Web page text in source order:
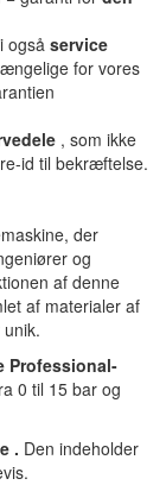
også service
for vores
, som ikke
id til bekræftelse.
der
og
af denne
af materialer af
Professional-
0 til 15 bar og
. Den indeholder